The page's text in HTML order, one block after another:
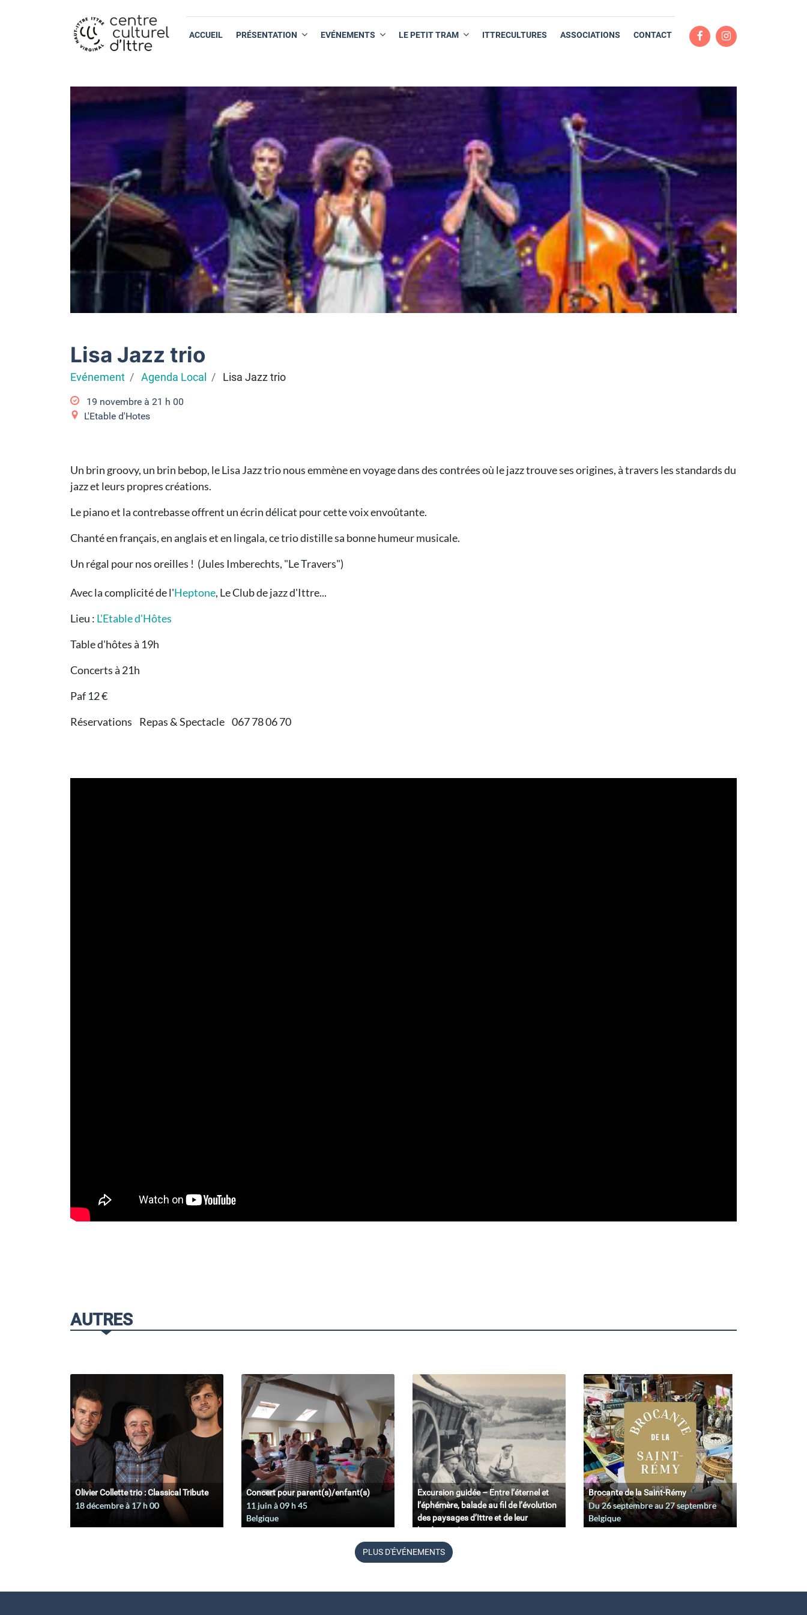
ACCUEIL PRÉSENTATION EVÉNEMENTS LE PETIT TRAM ITTRECULTURES ASSOCIATIONS CONTACT
Lisa Jazz trio
Evénement Agenda Local Lisa Jazz trio
19 novembre à 21 h 00
L'Etable d'Hotes
Un brin groovy, un brin bebop, le Lisa Jazz trio nous emmène en voyage dans des contrées où le jazz trouve ses origines, à travers les standards du
jazz et leurs propres créations.
Le piano et la contrebasse offrent un écrin délicat pour cette voix envoûtante.
Chanté en français, en anglais et en lingala, ce trio distille sa bonne humeur musicale.
Un régal pour nos oreilles ! (Jules Imberechts, "Le Travers")
Avec la complicité de l'Heptone, Le Club de jazz d'Ittre...
Lieu : L'Etable d'Hôtes
Table d'hôtes à 19h
Concerts à 21h
Paf 12 €
Réservations Repas & Spectacle 067 78 06 70
AUTRES
Olivier Collette trio : Classical Tribute
18 décembre à 17h 00
Concert pour parent(s)/enfant(s)
11 juin à 09h 45
Belgique
Excursion guidée – Entre l’éternel et
l’éphémère, balade au fil de l’évolution
des paysages d’Ittre et de leur
biodiversité.
11 juin à 09
Belgique
Brocante de la Saint-Rémy
Du26 septembreau27 septembre
Belgique
PLUS D'ÉVÉNEMENTS